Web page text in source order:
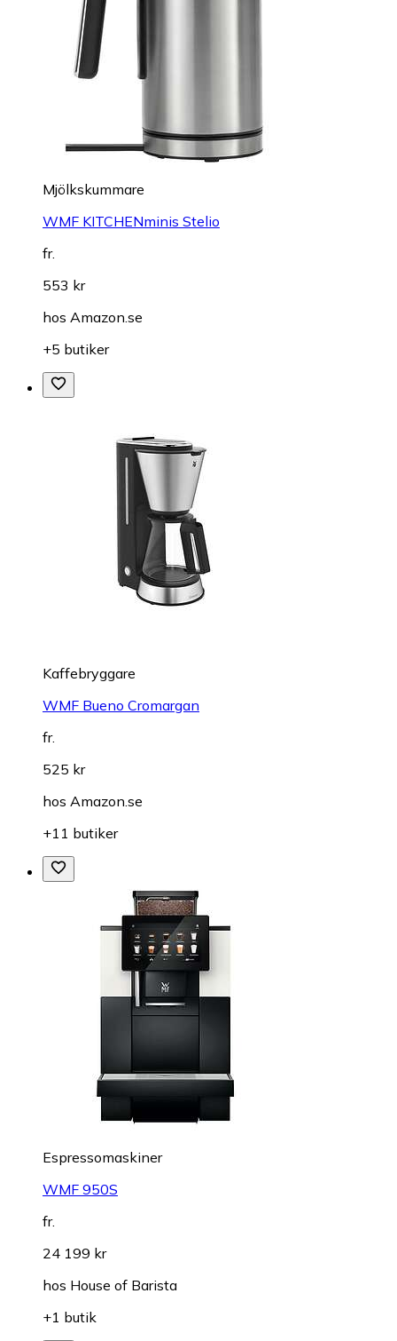
Mjölkskummare
WMF KITCHENminis Stelio
fr.
553 kr
hos Amazon.se
+5 butiker
Kaffebryggare
WMF Bueno Cromargan
fr.
525 kr
hos Amazon.se
+11 butiker
Espressomaskiner
WMF 950S
fr.
24 199 kr
hos House of Barista
+1 butik